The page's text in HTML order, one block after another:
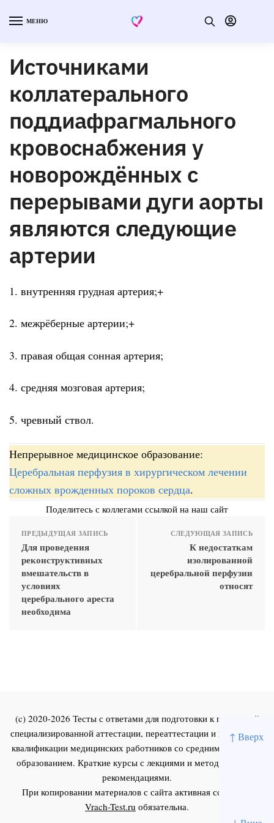
↑ Вверх
МЕНЮ
Источниками
коллатерального
поддиафрагмального
кровоснабжения у
новорождённых с
перерывами дуги аорты
являются следующие
артерии
1. внутренняя грудная артерия;+
2. межрёберные артерии;+
3. правая общая сонная артерия;
4. средняя мозговая артерия;
5. чревный ствол.
Непрерывное медицинское образование:
Церебральная перфузия в хирургическом лечении
сложных врожденных пороков сердца.
Поделитесь с коллегами ссылкой на наш сайт
ПРЕДЫДУЩАЯ ЗАПИСЬ
Для проведения
реконструктивных
вмешательств в
условиях
церебрального ареста
необходима
СЛЕДУЮЩАЯ ЗАПИСЬ
К недостаткам
изолированной
церебральной перфузии
относят
(c) 2020-2026 Тесты с ответами для подготовки к первичной
специализированной аттестации, переаттестации и повышения
квалификации медицинских работников со средним и высшим
образованием. Краткие курсы с лекциями и методическими
рекомендациями.
При копировании материалов с сайта активная ссылка на
Vrach-Test.ru обязательна.